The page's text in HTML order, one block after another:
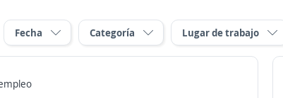
Fecha Categoría Lugar de trabajo